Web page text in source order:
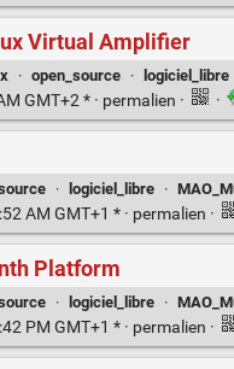
Virtual Amplifier
· open_source · logiciel_libre
GMT+2 * · permalien · ·
· logiciel_libre ·
AM GMT+1 * · permalien ·
Platform
· logiciel_libre ·
PM GMT+1 * · permalien ·